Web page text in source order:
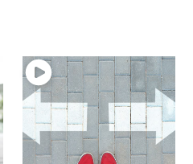
9 – La connaissance